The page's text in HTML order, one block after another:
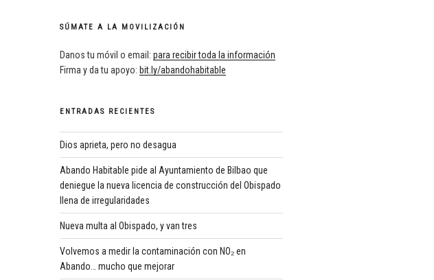
SÚMATE A LA MOVILIZACIÓN
Danos tu móvil o email: para recibir toda la información
Firma y da tu apoyo: bit.ly/abandohabitable
ENTRADAS RECIENTES
Dios aprieta, pero no desagua
Abando Habitable pide al Ayuntamiento de Bilbao que
deniegue la nueva licencia de construcción del Obispado
llena de irregularidades
Nueva multa al Obispado, y van tres
Volvemos a medir la contaminación con NO₂ en
Abando… mucho que mejorar